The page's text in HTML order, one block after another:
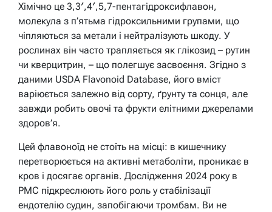
Хімічно це 3,3′,4′,5,7-пентагідроксифлавон,
молекула з п’ятьма гідроксильними групами, що
чіпляються за метали і нейтралізують шкоду. У
рослинах він часто трапляється як глікозид – рутин
чи кверцитрин, – що полегшує засвоєння. Згідно з
даними USDA Flavonoid Database, його вміст
варіюється залежно від сорту, ґрунту та сонця, але
завжди робить овочі та фрукти елітними джерелами
здоров’я.
Цей флавоноїд не стоїть на місці: в кишечнику
перетворюється на активні метаболіти, проникає в
кров і досягає органів. Дослідження 2024 року в
PMC підкреслюють його роль у стабілізації
ендотелію судин, запобігаючи тромбам. Ви не